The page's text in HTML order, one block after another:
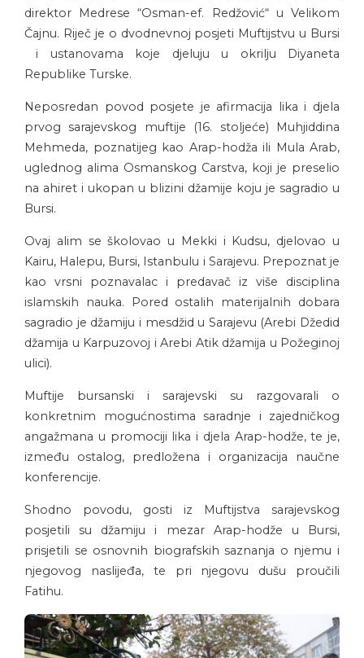
direktor Medrese “Osman-ef. Redžović“ u Velikom
Čajnu. Riječ je o dvodnevnoj posjeti Muftijstvu u Bursi
i ustanovama koje djeluju u okrilju Diyaneta
Republike Turske.
Neposredan povod posjete je afirmacija lika i djela
prvog sarajevskog muftije (16. stoljeće) Muhjiddina
Mehmeda, poznatijeg kao Arap-hodža ili Mula Arab,
uglednog alima Osmanskog Carstva, koji je preselio
na ahiret i ukopan u blizini džamije koju je sagradio u
Bursi.
Ovaj alim se školovao u Mekki i Kudsu, djelovao u
Kairu, Halepu, Bursi, Istanbulu i Sarajevu. Prepoznat je
kao vrsni poznavalac i predavač iz više disciplina
islamskih nauka. Pored ostalih materijalnih dobara
sagradio je džamiju i mesdžid u Sarajevu (Arebi Džedid
džamija u Karpuzovoj i Arebi Atik džamija u Požeginoj
ulici).
Muftije bursanski i sarajevski su razgovarali o
konkretnim mogućnostima saradnje i zajedničkog
angažmana u promociji lika i djela Arap-hodže, te je,
između ostalog, predložena i organizacija naučne
konferencije.
Shodno povodu, gosti iz Muftijstva sarajevskog
posjetili su džamiju i mezar Arap-hodže u Bursi,
prisjetili se osnovnih biografskih saznanja o njemu i
njegovog naslijeđa, te pri njegovu dušu proučili
Fatihu.